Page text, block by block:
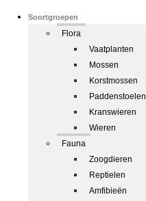
Soortgroepen
Flora
Vaatplanten
Mossen
Korstmossen
Paddenstoelen
Kranswieren
Wieren
Fauna
Zoogdieren
Reptielen
Amfibieën